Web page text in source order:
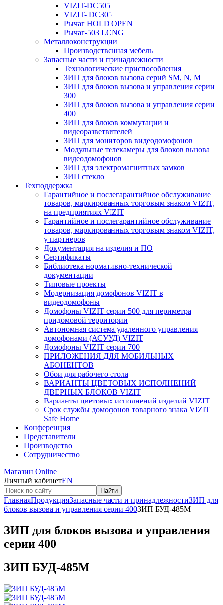
VIZIT-DC505
VIZIT- DC305
Рычаг HOLD OPEN
Рычаг-503 LONG
Металлоконструкции
Производственная мебель
Запасные части и принадлежности
Технологические приспособления
ЗИП для блоков вызова серий SM, N, M
ЗИП для блоков вызова и управления серии
300
ЗИП для блоков вызова и управления серии
400
ЗИП для блоков коммутации и
видеоразветвителей
ЗИП для мониторов видеодомофонов
Модульные телекамеры для блоков вызова
видеодомофонов
ЗИП для электромагнитных замков
ЗИП стекло
Техподдержка
Гарантийное и послегарантийное обслуживание
товаров, маркированных торговым знаком VIZIT,
на предприятиях VIZIT
Гарантийное и послегарантийное обслуживание
товаров, маркированных торговым знаком VIZIT,
у партнеров
Документация на изделия и ПО
Сертификаты
Библиотека нормативно-технической
документации
Типовые проекты
Модернизация домофонов VIZIT в
видеодомофоны
Домофоны VIZIT серии 500 для периметра
придомовой территории
Автономная система удаленного управления
домофонами (АСУУД) VIZIT
Домофоны VIZIT серии 700
ПРИЛОЖЕНИЯ ДЛЯ МОБИЛЬНЫХ
АБОНЕНТОВ
Обои для рабочего стола
ВАРИАНТЫ ЦВЕТОВЫХ ИСПОЛНЕНИЙ
ДВЕРНЫХ БЛОКОВ VIZIT
Варианты цветовых исполнений изделий VIZIT
Срок службы домофонов товарного знака VIZIT
Safe Home
Конференция
Представители
Производство
Сотрудничество
Магазин Online
Личный кабинетEN
Найти
ГлавнаяПродукцияЗапасные части и принадлежностиЗИП для
блоков вызова и управления серии 400ЗИП БУД-485М
ЗИП для блоков вызова и управления
серии 400
ЗИП БУД-485М